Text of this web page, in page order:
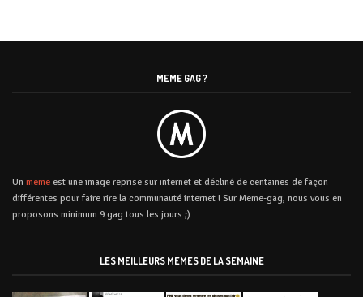
MEME GAG ?
Un meme est une image reprise sur internet et décliné de centaines de façon
différentes pour faire rire la communauté internet ! Sur Meme-gag, nous vous en
proposons minimum 9 gag tous les jours ;)
LES MEILLEURS MEMES DE LA SEMAINE